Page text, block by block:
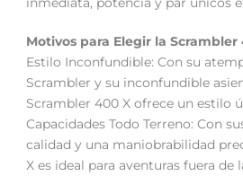
Motivos para Elegir la Scrambler
Estilo Inconfundible: Con su
Scrambler y su inconfundible
Scrambler 400 X ofrece un estilo
Capacidades Todo Terreno: Con
calidad y una maniobrabilidad
X es ideal para aventuras fuera de